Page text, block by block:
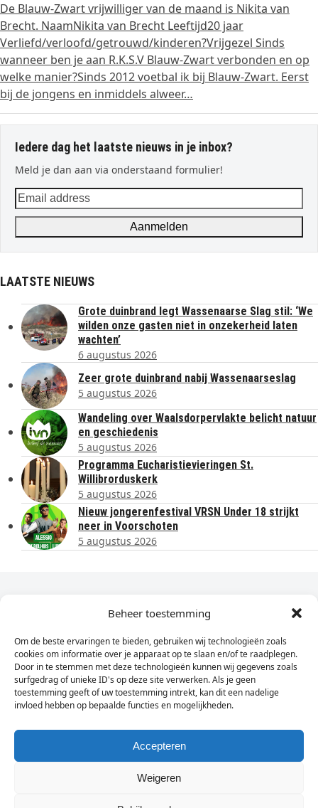
Beheer toestemming
Om de beste ervaringen te bieden, gebruiken wij technologieën zoals
cookies om informatie over je apparaat op te slaan en/of te raadplegen.
Door in te stemmen met deze technologieën kunnen wij gegevens zoals
surfgedrag of unieke ID's op deze site verwerken. Als je geen
toestemming geeft of uw toestemming intrekt, kan dit een nadelige
invloed hebben op bepaalde functies en mogelijkheden.
Accepteren
Weigeren
De Blauw-Zwart vrijwilliger van de maand is Nikita van
Brecht. NaamNikita van Brecht Leeftijd20 jaar
Verliefd/verloofd/getrouwd/kinderen?Vrijgezel Sinds
wanneer ben je aan R.K.S.V Blauw-Zwart verbonden en op
welke manier?Sinds 2012 voetbal ik bij Blauw-Zwart. Eerst
bij de jongens en inmiddels alweer…
Iedere dag het laatste nieuws in je inbox?
Meld je dan aan via onderstaand formulier!
Email
address
Aanmelden
LAATSTE NIEUWS
Grote duinbrand legt Wassenaarse Slag stil: ‘We
wilden onze gasten niet in onzekerheid laten
wachten’
6 augustus 2026
Zeer grote duinbrand nabij Wassenaarseslag
5 augustus 2026
Wandeling over Waalsdorpervlakte belicht natuur
en geschiedenis
5 augustus 2026
Programma Eucharistievieringen St.
Willibrorduskerk
5 augustus 2026
Nieuw jongerenfestival VRSN Under 18 strijkt
neer in Voorschoten
5 augustus 2026
Dagelijks het laatste nieuws in je e-mail?
Vul
hier
je
e-
mailadres
in
Sign Up